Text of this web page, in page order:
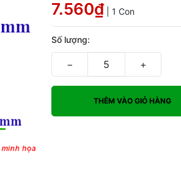
7.560₫ | 1 Con
Số lượng:
− +
THÊM VÀO GIỎ HÀNG